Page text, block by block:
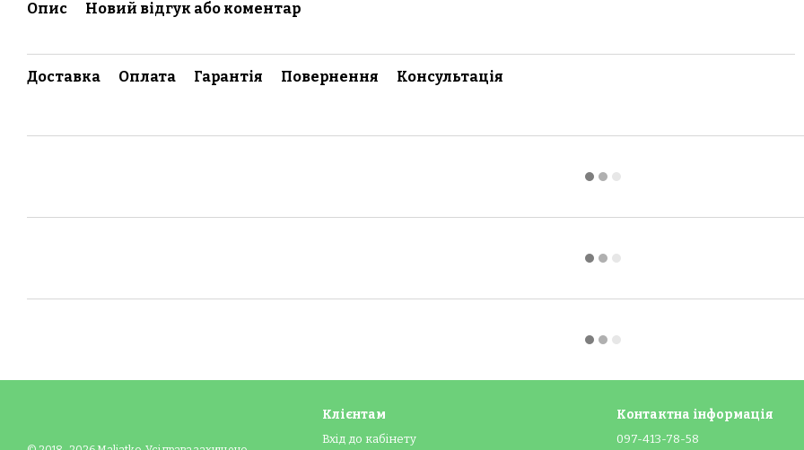
Опис Новий відгук або коментар
Доставка Оплата Гарантія Повернення Консультація
Клієнтам
Вхід до кабінету
Контактна інформація
097-413-78-58